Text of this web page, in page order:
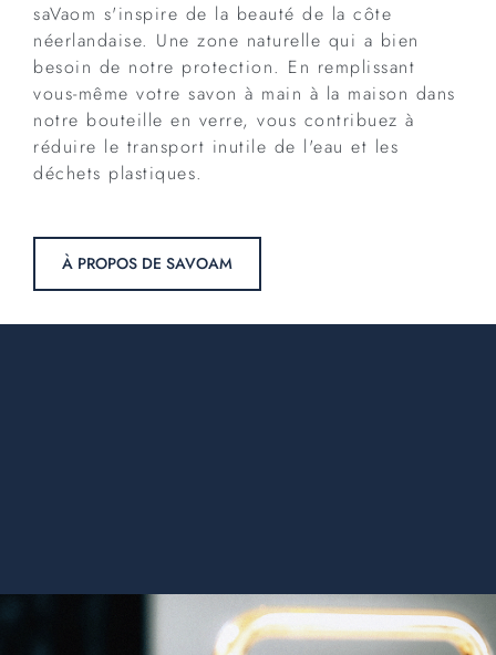
saVaom s'inspire de la beauté de la côte
néerlandaise. Une zone naturelle qui a bien
besoin de notre protection. En remplissant
vous-même votre savon à main à la maison dans
notre bouteille en verre, vous contribuez à
réduire le transport inutile de l'eau et les
déchets plastiques.
À PROPOS DE SAVOAM